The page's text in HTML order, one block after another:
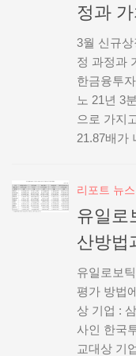
정과
3월 신규
정 과정과
한금융투
노 21년 3
으로 가지
21.87배가
리포트 뉴스
유일로
산방법
유일로보
평가 방법
상 기업 :
사인 한국
교대상 기